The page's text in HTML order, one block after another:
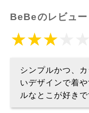
BeBeのレビュー
シンプルかつ、
いデザインで着
ルなとこが好きで